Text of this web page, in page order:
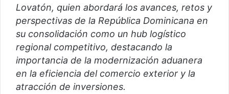
Lovatón, quien abordará los avances, retos y
perspectivas de la República Dominicana en
su consolidación como un hub logístico
regional competitivo, destacando la
importancia de la modernización aduanera
en la eficiencia del comercio exterior y la
atracción de inversiones.